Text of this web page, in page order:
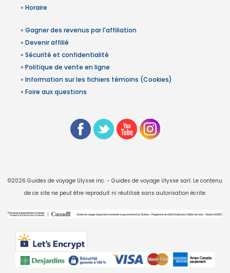
» Horaire
» Gagner des revenus par l'affiliation
» Devenir affilié
» Sécurité et confidentialité
» Politique de vente en ligne
» Information sur les fichiers témoins (Cookies)
» Foire aux questions
©2026 Guides de voyage Ulysse inc. - Guides de voyage Ulysse sarl. Le contenu
de ce site ne peut être reproduit ni réutilisé sans autorisation écrite.